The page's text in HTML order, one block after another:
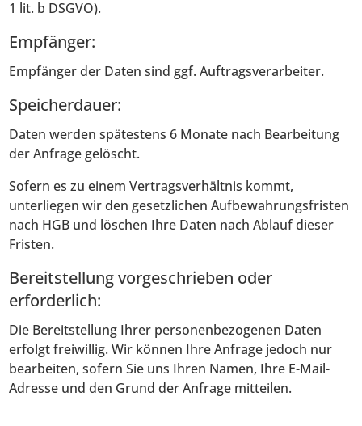
1 lit. b DSGVO).
Empfänger:
Empfänger der Daten sind ggf. Auftragsverarbeiter.
Speicherdauer:
Daten werden spätestens 6 Monate nach Bearbeitung
der Anfrage gelöscht.
Sofern es zu einem Vertragsverhältnis kommt,
unterliegen wir den gesetzlichen Aufbewahrungsfristen
nach HGB und löschen Ihre Daten nach Ablauf dieser
Fristen.
Bereitstellung vorgeschrieben oder
erforderlich:
Die Bereitstellung Ihrer personenbezogenen Daten
erfolgt freiwillig. Wir können Ihre Anfrage jedoch nur
bearbeiten, sofern Sie uns Ihren Namen, Ihre E-Mail-
Adresse und den Grund der Anfrage mitteilen.